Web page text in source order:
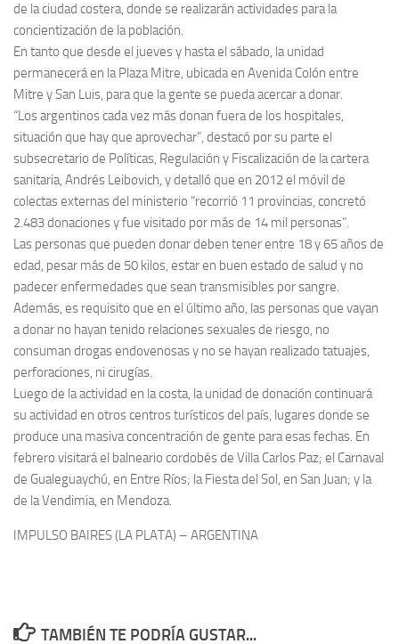
de la ciudad costera, donde se realizarán actividades para la
concientización de la población.
En tanto que desde el jueves y hasta el sábado, la unidad
permanecerá en la Plaza Mitre, ubicada en Avenida Colón entre
Mitre y San Luis, para que la gente se pueda acercar a donar.
“Los argentinos cada vez más donan fuera de los hospitales,
situación que hay que aprovechar”, destacó por su parte el
subsecretario de Políticas, Regulación y Fiscalización de la cartera
sanitaria, Andrés Leibovich, y detalló que en 2012 el móvil de
colectas externas del ministerio “recorrió 11 provincias, concretó
2.483 donaciones y fue visitado por más de 14 mil personas”.
Las personas que pueden donar deben tener entre 18 y 65 años de
edad, pesar más de 50 kilos, estar en buen estado de salud y no
padecer enfermedades que sean transmisibles por sangre.
Además, es requisito que en el último año, las personas que vayan
a donar no hayan tenido relaciones sexuales de riesgo, no
consuman drogas endovenosas y no se hayan realizado tatuajes,
perforaciones, ni cirugías.
Luego de la actividad en la costa, la unidad de donación continuará
su actividad en otros centros turísticos del país, lugares donde se
produce una masiva concentración de gente para esas fechas. En
febrero visitará el balneario cordobés de Villa Carlos Paz; el Carnaval
de Gualeguaychú, en Entre Ríos; la Fiesta del Sol, en San Juan; y la
de la Vendimia, en Mendoza.
IMPULSO BAIRES (LA PLATA) – ARGENTINA
TAMBIÉN TE PODRÍA GUSTAR...